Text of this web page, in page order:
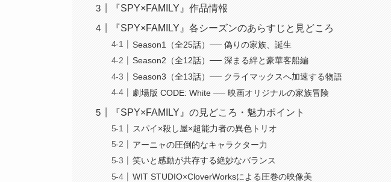
『SPY×FAMILY』作品情報
『SPY×FAMILY』各シーズンのあらすじと見どころ
Season1（全25話）── 偽りの家族、誕生
Season2（全12話）── 深まる絆と豪華客船編
Season3（全13話）── クライマックスへ加速する物語
劇場版 CODE: White ── 映画オリジナルの家族冒険
『SPY×FAMILY』の見どころ・魅力ポイント
スパイ×殺し屋×超能力者の異色トリオ
アーニャの圧倒的なキャラクター力
笑いと感動が共存する絶妙なバランス
WIT STUDIO×CloverWorksによる圧巻の映像美